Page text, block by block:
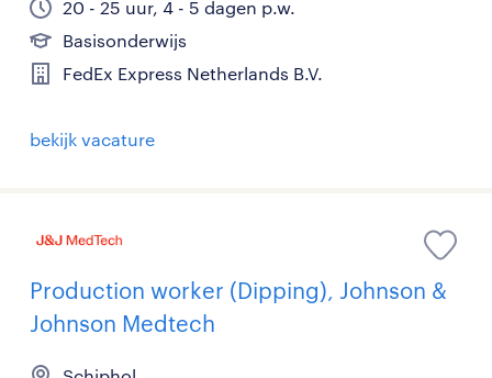
20 - 25 uur, 4 - 5 dagen p.w.
Basisonderwijs
FedEx Express Netherlands B.V.
bekijk vacature
Production worker (Dipping), Johnson &
Johnson Medtech